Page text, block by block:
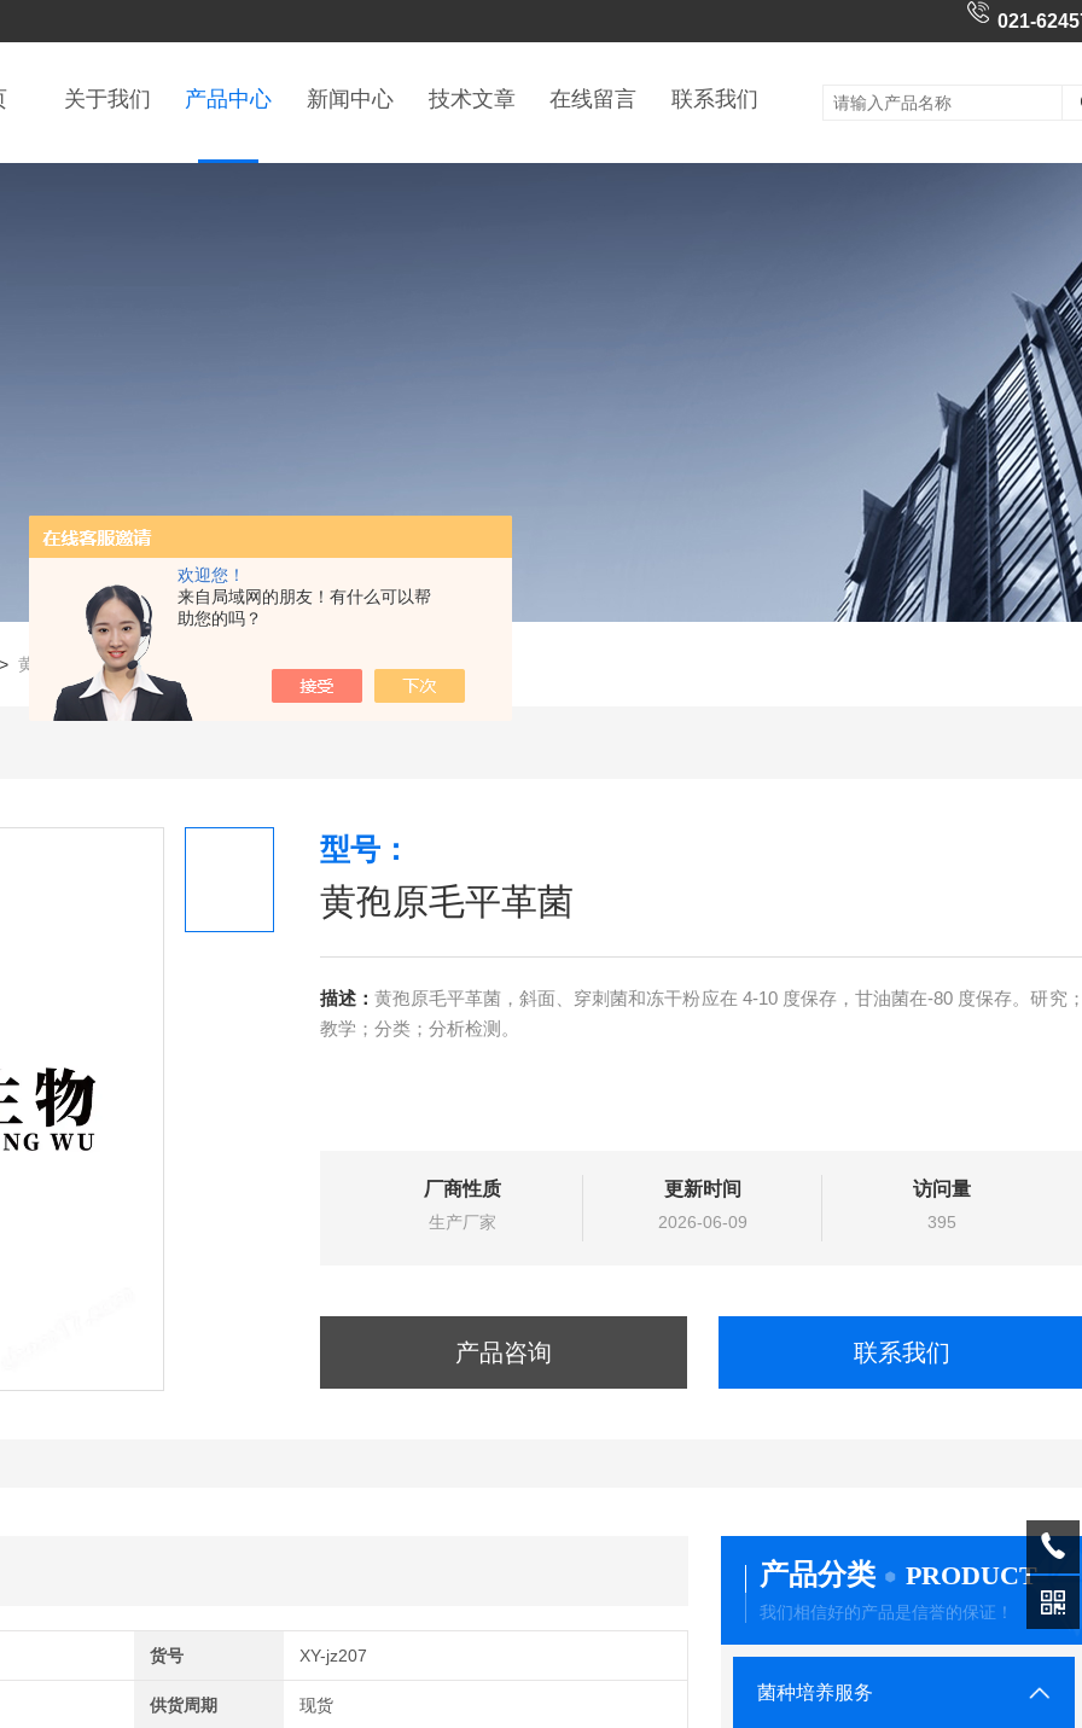
欢迎您！
来自局域网的朋友！有什么可以帮
助您的吗？
021-
关于我们 产品中心 新闻中心 技术文章 在线留言 联系我们
黄孢原毛平革菌
型号：
黄孢原毛平革菌
描述： 黄孢原毛平革菌，斜面、穿刺菌和冻干粉应在 4-10 度保存，甘油菌在-80 度保存。研究
教学；分类；分析检测。
厂商性质
生产厂家
更新时间
2026-06-09
访问量
395
产品咨询 联系我们
货号 XY-jz207
供货周期 现货
产品分类 PRODUCT
我们相信好的产品是信誉的保证！
菌种培养服务